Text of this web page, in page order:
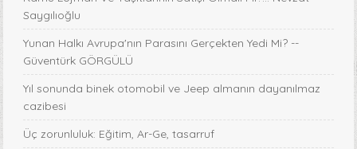
Saygılıoğlu
Yunan Halkı Avrupa'nın Parasını Gerçekten Yedi Mi? --
Güventürk GÖRGÜLÜ
Yıl sonunda binek otomobil ve Jeep almanın dayanılmaz
cazibesi
Üç zorunluluk: Eğitim, Ar-Ge, tasarruf